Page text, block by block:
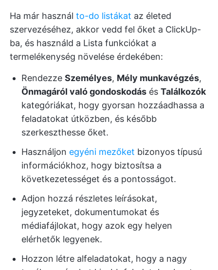
Ha már használ to-do listákat az életed
szervezéséhez, akkor vedd fel őket a ClickUp-
ba, és használd a Lista funkciókat a
termelékenység növelése érdekében:
Rendezze Személyes, Mély munkavégzés,
Önmagáról való gondoskodás és Találkozók
kategóriákat, hogy gyorsan hozzáadhassa a
feladatokat útközben, és később
szerkeszthesse őket.
Használjon egyéni mezőket bizonyos típusú
információkhoz, hogy biztosítsa a
következetességet és a pontosságot.
Adjon hozzá részletes leírásokat,
jegyzeteket, dokumentumokat és
médiafájlokat, hogy azok egy helyen
elérhetők legyenek.
Hozzon létre alfeladatokat, hogy a nagy